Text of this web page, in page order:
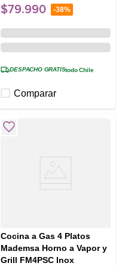
$79.990 -38%
DESPACHO GRATIStodo Chile
Comparar
Cocina a Gas 4 Platos
Mademsa Horno a Vapor y
Grill FM4PSC Inox